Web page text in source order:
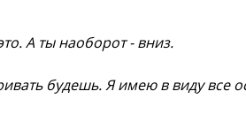
А ты наоборот - вниз.
будешь. Я имею в виду все